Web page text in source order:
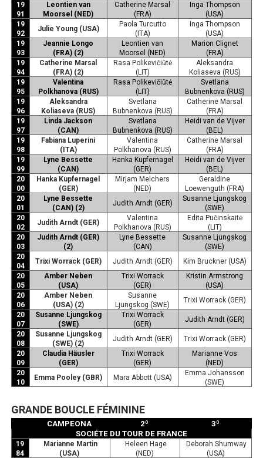
19
91
Leontien van
Moorsel (NED)
Catherine Marsal
(FRA)
Inga Thompson
(USA)
19
92
Julie Young (USA)
Paola Turcutto
(ITA)
Inga Thompson
(USA)
19
93
Jeannie Longo
(FRA) (2)
Leontien van
Moorsel (NED)
Marion Clignet
(FRA)
19
94
Catherine Marsal
(FRA) (2)
Rasa Polikevičiūtė
(LIT)
Aleksandra
Koliaseva (RUS)
19
95
Valentina
Polkhanova (RUS)
Rasa Polikevičiūtė
(LIT)
Svetlana
Bubnenkova (RUS)
19
96
Aleksandra
Koliaseva (RUS)
Svetlana
Bubnenkova (RUS)
Catherine Marsal
(FRA)
19
97
Linda Jackson
(CAN)
Svetlana
Bubnenkova (RUS)
Heidi van de Vijver
(BEL)
19
98
Fabiana Luperini
(ITA)
Valentina
Polkhanova (RUS)
Catherine Marsal
(FRA)
19
99
Lyne Bessette
(CAN)
Hanka Kupfernagel
(GER)
Heidi van de Vijver
(BEL)
20
00
Hanka Kupfernagel
(GER)
Mirjam Melchers
(NED)
Geraldine
Loewenguth (FRA)
20
01
Lyne Bessette
(CAN) (2)
Judith Arndt (GER)
Susanne Ljungskog
(SWE)
20
02
Judith Arndt (GER)
Valentina
Polkhanova (RUS)
Edita Pučinskaitė
(LIT)
20
03
Judith Arndt (GER)
(2)
Lyne Bessette
(CAN)
Susanne Ljungskog
(SWE)
20
04
Trixi Worrack (GER) Judith Arndt (GER)
Kim Bruckner (USA)
20
05
Amber Neben
(USA)
Trixi Worrack
(GER)
Kristin Armstrong
(USA)
20
06
Amber Neben
(USA) (2)
Susanne
Ljungskog (SWE)
Trixi Worrack (GER)
20
07
Susanne Ljungskog
(SWE)
Trixi Worrack
(GER)
Judith Arndt (GER)
20
08
Susanne Ljungskog
(SWE) (2)
Judith Arndt (GER)
Trixi Worrack (GER)
20
09
Claudia Häusler
(GER)
Trixi Worrack
(GER)
Marianne Vos
(NED)
20
10
Emma Pooley (GBR) Mara Abbott (USA)
Emma Johansson
(SWE)
GRANDE BOUCLE FÉMININE
CAMPEONA 2º
3º
SOCIÉTE DU TOUR DE FRANCE
19
84
Marianne Martin
(USA)
Heleen Hage
(NED)
Deborah Shumway
(USA)